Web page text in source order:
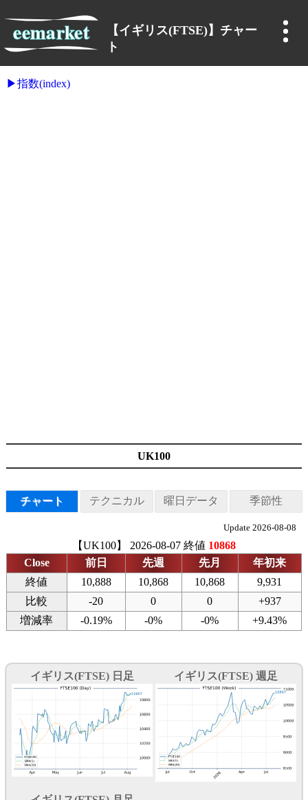
【イギリス(FTSE)】チャー
ト
指数(index)
UK100
チャート テクニカル 曜日データ 季節性
Update 2026-08-08
【UK100】 2026-08-07 終値 10868
Close
前日 先週 先月
年初来
終値
10,888 10,868 10,868
9,931
比較
-20 0 0
+937
増減率
-0.19% -0% -0% +9.43%
イギリス(FTSE) 日足 イギリス(FTSE) 週足